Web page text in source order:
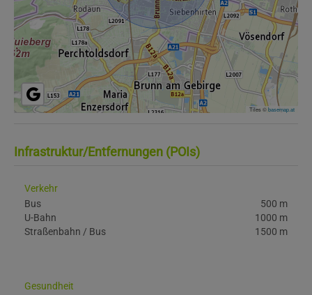
Tiles ©basemap.at
Infrastruktur/Entfernungen (POIs)
Verkehr
Bus
500 m
U-Bahn
1000 m
Straßenbahn / Bus
1500 m
Gesundheit